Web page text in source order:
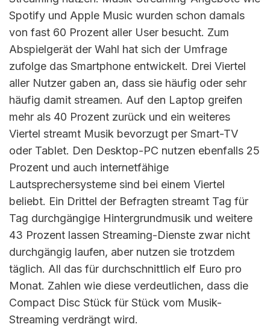
Spotify und Apple Music wurden schon damals
von fast 60 Prozent aller User besucht. Zum
Abspielgerät der Wahl hat sich der Umfrage
zufolge das Smartphone entwickelt. Drei Viertel
aller Nutzer gaben an, dass sie häufig oder sehr
häufig damit streamen. Auf den Laptop greifen
mehr als 40 Prozent zurück und ein weiteres
Viertel streamt Musik bevorzugt per Smart-TV
oder Tablet. Den Desktop-PC nutzen ebenfalls 25
Prozent und auch internetfähige
Lautsprechersysteme sind bei einem Viertel
beliebt. Ein Drittel der Befragten streamt Tag für
Tag durchgängige Hintergrundmusik und weitere
43 Prozent lassen Streaming-Dienste zwar nicht
durchgängig laufen, aber nutzen sie trotzdem
täglich. All das für durchschnittlich elf Euro pro
Monat. Zahlen wie diese verdeutlichen, dass die
Compact Disc Stück für Stück vom Musik-
Streaming verdrängt wird.